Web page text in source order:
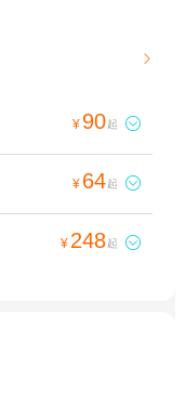

¥ 90起 
¥ 64起 
¥ 248起 